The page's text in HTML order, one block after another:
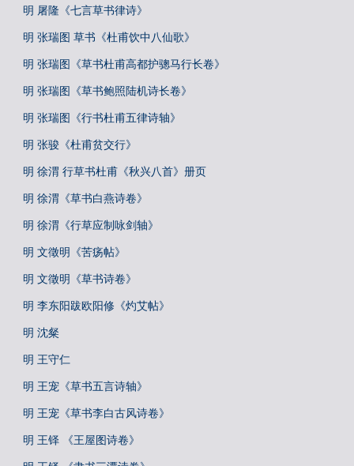
明 屠隆《七言草书律诗》
明 张瑞图 草书《杜甫饮中八仙歌》
明 张瑞图《草书杜甫高都护骢马行长卷》
明 张瑞图《草书鲍照陆机诗长卷》
明 张瑞图《行书杜甫五律诗轴》
明 张骏《杜甫贫交行》
明 徐渭 行草书杜甫《秋兴八首》册页
明 徐渭《草书白燕诗卷》
明 徐渭《行草应制咏剑轴》
明 文徵明《苦疡帖》
明 文徵明《草书诗卷》
明 李东阳跋欧阳修《灼艾帖》
明 沈粲
明 王守仁
明 王宠《草书五言诗轴》
明 王宠《草书李白古风诗卷》
明 王铎 《王屋图诗卷》